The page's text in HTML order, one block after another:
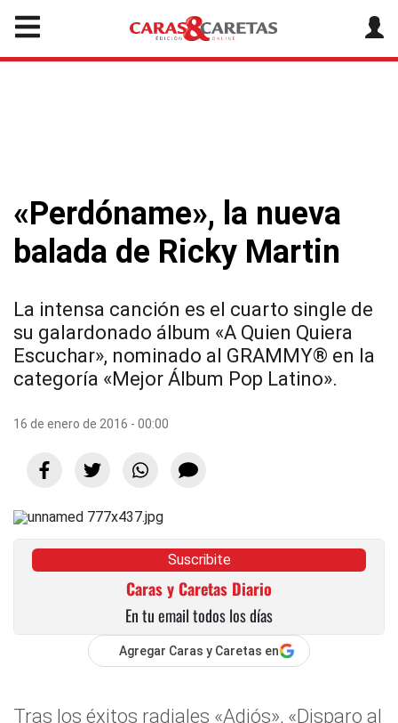
«Perdóname», la nueva
balada de Ricky Martin
La intensa canción es el cuarto single de
su galardonado álbum «A Quien Quiera
Escuchar», nominado al GRAMMY® en la
categoría «Mejor Álbum Pop Latino».
16 de enero de 2016 - 00:00
Suscribite
Caras y Caretas Diario
En tu email todos los días
Agregar Caras y Caretas en
Tras los éxitos radiales «Adiós», «Disparo al